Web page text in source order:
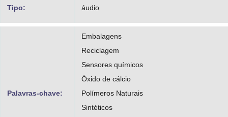
Tipo: áudio
Palavras-chave:
Embalagens
Reciclagem
Sensores químicos
Óxido de cálcio
Polímeros Naturais
Sintéticos